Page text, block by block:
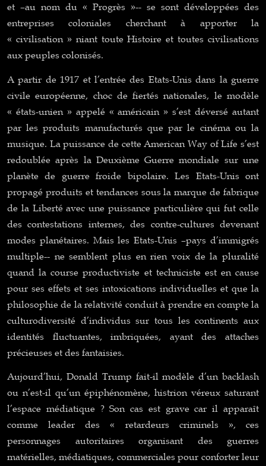
et –au nom du « Progrès »-- se sont développées des
entreprises coloniales cherchant à apporter la
« civilisation » niant toute Histoire et toutes civilisations
aux peuples colonisés.
A partir de 1917 et l’entrée des Etats-Unis dans la guerre
civile européenne, choc de fiertés nationales, le modèle
« états-unien » appelé « américain » s’est déversé autant
par les produits manufacturés que par le cinéma ou la
musique. La puissance de cette American Way of Life s’est
redoublée après la Deuxième Guerre mondiale sur une
planète de guerre froide bipolaire. Les Etats-Unis ont
propagé produits et tendances sous la marque de fabrique
de la Liberté avec une puissance particulière qui fut celle
des contestations internes, des contre-cultures devenant
modes planétaires. Mais les Etats-Unis –pays d’immigrés
multiple-- ne semblent plus en rien voix de la pluralité
quand la course productiviste et techniciste est en cause
pour ses effets et ses intoxications individuelles et que la
philosophie de la relativité conduit à prendre en compte la
culturodiversité d’individus sur tous les continents aux
identités fluctuantes, imbriquées, ayant des attaches
précieuses et des fantaisies.
Aujourd’hui, Donald Trump fait-il modèle d’un backlash
ou n’est-il qu’un épiphénomène, histrion véreux saturant
l’espace médiatique ? Son cas est grave car il apparaît
comme leader des « retardeurs criminels », ces
personnages autoritaires organisant des guerres
matérielles, médiatiques, commerciales pour conforter leur